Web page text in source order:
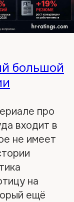
большой
про
входит в
не имеет
на
ещё